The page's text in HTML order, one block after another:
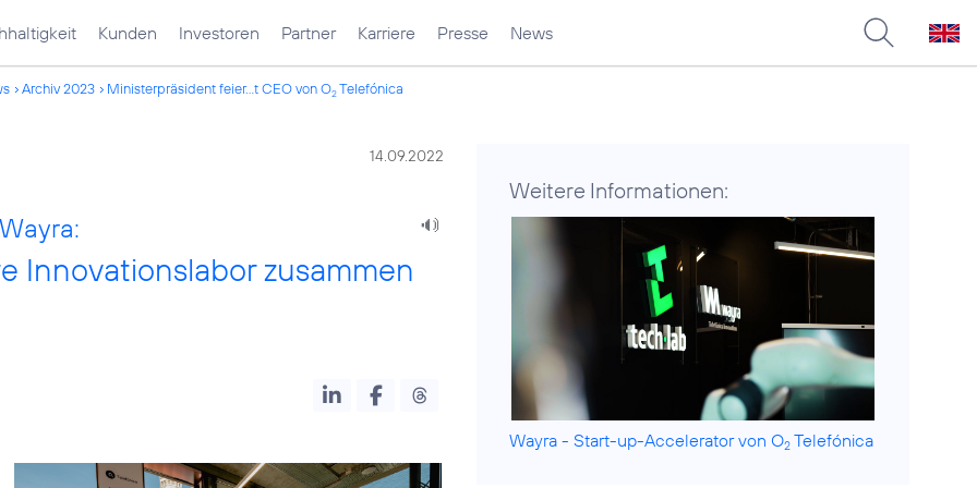
Kunden Investoren Partner Karriere Presse News
Archiv 2023 Ministerpräsident feier...t CEO von O2Telefónica
14.09.2022
Innovationslabor zusammen
Weitere Informationen:
Wayra - Start-up-Accelerator von O2 Telefónica